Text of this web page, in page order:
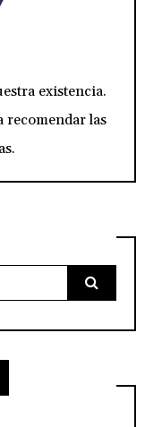
existencia.
recomendar las